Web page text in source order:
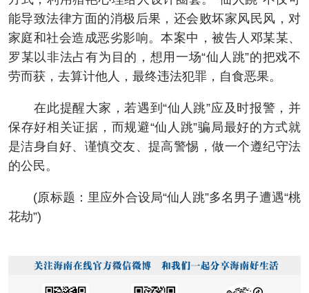
能导致法律方面的消极后果，还会败坏家风民风，对
家庭和社会造成恶劣影响。本案中，被告人邓某某、
罗某以非法占有为目的，想用一场“仙人跳”的把戏不
劳而获，去算计他人，最终违法犯罪，自食恶果。
在此提醒大家，若遇到“仙人跳”应及时报警，并
保存好相关证据，而规避“仙人跳”骗局最好的方式就
是洁身自好、谨慎交友、提高警惕，做一个遵纪守法
的公民。
(原标题：里应外合设局“仙人跳”多名男子遭遇“桃
花劫”)